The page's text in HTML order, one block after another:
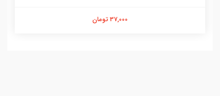
37,000 تومان